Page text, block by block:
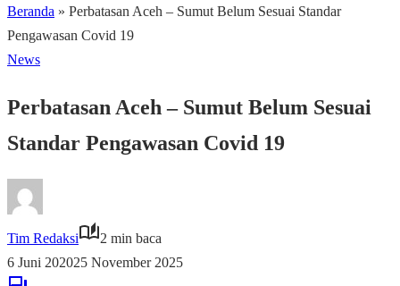
Beranda » Perbatasan Aceh – Sumut Belum Sesuai Standar
Pengawasan Covid 19
News
Perbatasan Aceh – Sumut Belum Sesuai
Standar Pengawasan Covid 19
Tim Redaksi
2 min baca
6 Juni 202025 November 2025